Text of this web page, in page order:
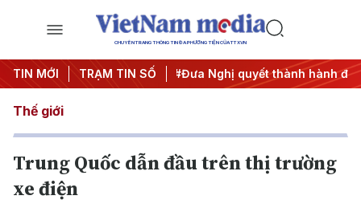
CHUYÊN TRANG THÔNG TIN ĐA PHƯƠNG TIỆN CỦA TTXVN
TIN MỚI TRẠM TIN SỐ
nghị Trung ương 3 #Đưa Nghị quyết thành hành động
Thế giới
Trung Quốc dẫn đầu trên thị trường
xe điện